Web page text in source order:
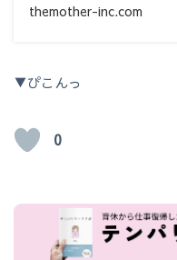
themother-inc.com
▼ぴこんっ
0